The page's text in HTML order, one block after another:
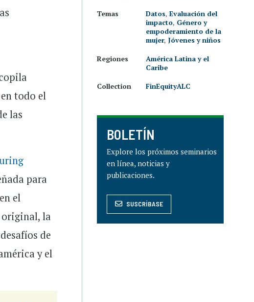
todo el
las
para
el
original, la
de
y el
Temas
Datos, Evaluación del
impacto, Género y
empoderamiento de la
mujer, Jóvenes y niños
Regiones
América Latina y el
Caribe
Collection
FinEquityALC
BOLETÍN
Explore los próximos seminarios
en línea, noticias y
publicaciones.
SUSCRÍBASE